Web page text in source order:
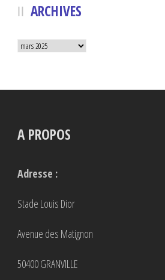
ARCHIVES
Archives
A PROPOS
Adresse :
Stade Louis Dior
Avenue des Matignon
50400 GRANVILLE